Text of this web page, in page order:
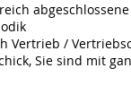
Vertrieb /
Sie sind mit